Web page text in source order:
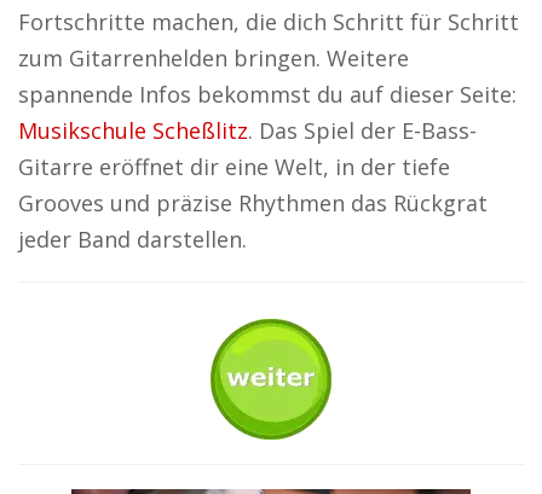
Fortschritte machen, die dich Schritt für Schritt
zum Gitarrenhelden bringen. Weitere
spannende Infos bekommst du auf dieser Seite:
Musikschule Scheßlitz. Das Spiel der E-Bass-
Gitarre eröffnet dir eine Welt, in der tiefe
Grooves und präzise Rhythmen das Rückgrat
jeder Band darstellen.